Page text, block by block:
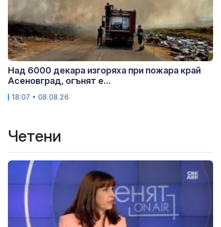
Над 6000 декара изгоряха при пожара край
Асеновград, огънят е...
18:07 • 08.08.26
Четени